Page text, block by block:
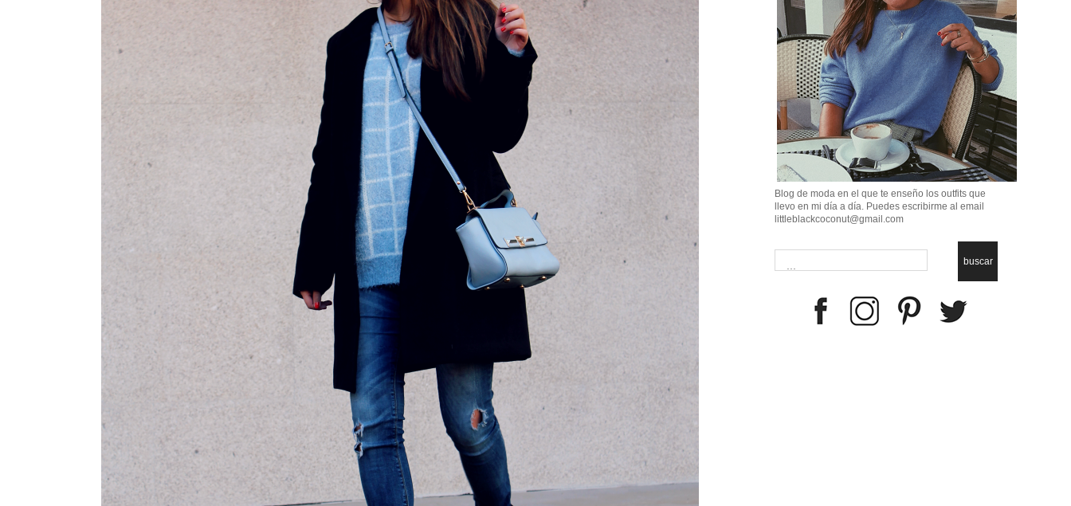
Blog de moda en el que te enseño los outfits que
llevo en mi día a día. Puedes escribirme al email
littleblackcoconut@gmail.com
buscar